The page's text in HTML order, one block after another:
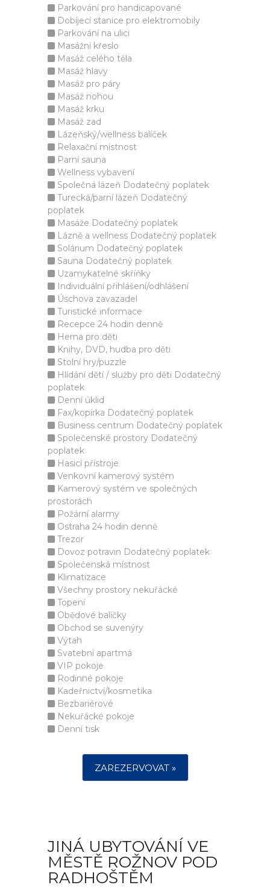
Parkování pro handicapované
Dobíjecí stanice pro elektromobily
Parkování na ulici
Masážní křeslo
Masáž celého těla
Masáž hlavy
Masáž pro páry
Masáž nohou
Masáž krku
Masáž zad
Lázeňský/wellness balíček
Relaxační místnost
Parní sauna
Wellness vybavení
Společná lázeň Dodatečný poplatek
Turecká/parní lázeň Dodatečný
poplatek
Masáže Dodatečný poplatek
Lázně a wellness Dodatečný poplatek
Solárium Dodatečný poplatek
Sauna Dodatečný poplatek
Uzamykatelné skříňky
Individuální přihlášení/odhlášení
Úschova zavazadel
Turistické informace
Recepce 24 hodin denně
Herna pro děti
Knihy, DVD, hudba pro děti
Stolní hry/puzzle
Hlídání dětí / služby pro děti Dodatečný
poplatek
Denní úklid
Fax/kopírka Dodatečný poplatek
Business centrum Dodatečný poplatek
Společenské prostory Dodatečný
poplatek
Hasicí přístroje
Venkovní kamerový systém
Kamerový systém ve společných
prostorách
Požární alarmy
Ostraha 24 hodin denně
Trezor
Dovoz potravin Dodatečný poplatek
Společenská místnost
Klimatizace
Všechny prostory nekuřácké
Topení
Obědové balíčky
Obchod se suvenýry
Výtah
Svatební apartmá
VIP pokoje
Rodinné pokoje
Kadeřnictví/kosmetika
Bezbariérové
Nekuřácké pokoje
Denní tisk
ZAREZERVOVAT »
JINÁ UBYTOVÁNÍ VE
MĚSTĚ ROŽNOV POD
RADHOŠTĚM